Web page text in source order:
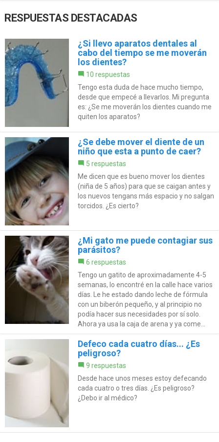
RESPUESTAS DESTACADAS
¿Si llevo aparatos dentales al
cabo del tiempo se me moverán
los dientes?
10 respuestas
Tengo esta duda de hace mucho tiempo,
desde que empecé a llevarlos. Mi pregunta
es: ¿Se me moverán los dientes cuando me
quiten los aparatos?
¿Se debe mover el diente de un
niño que esta a punto de caer?
5 respuestas
Me dicen que es bueno mover los dientes
(niña de 5 años) para que se caigan antes y
los nuevos tengans más espacio y no salgan
torcidos. ¿Es cierto?
¿Mi gato me puede contagiar sus
parásitos?
6 respuestas
Tengo un gatito de aproximadamente 4-5
semanas, lo encontré en la calle hace varios
días. Le he estado dando leche de fórmula
con un biberón pequeño, y al principio no
podía hacer sus necesidades por sí solo.
Ahora ya usa la caja de arena y ya come...
Defeco cada cuatro días... ¿Es
peligroso?
9 respuestas
Desde hace unos meses estoy defecando
cada cuatro o tres días. ¿Es peligroso?
¿Debo ir al médico?